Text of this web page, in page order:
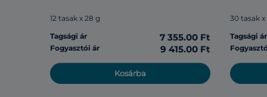
12 tasak x 28 g
Tagsági ár
7 355.00 Ft
Fogyasztói ár 9 415.00 Ft
Kosárba
30 tasak
Tagsági ár